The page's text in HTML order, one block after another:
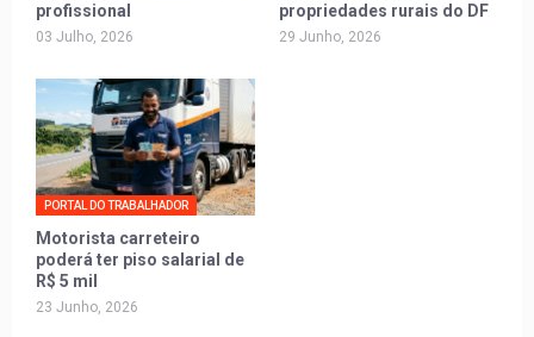
profissional
03 Julho, 2026
propriedades rurais do DF
29 Junho, 2026
PORTAL DO TRABALHADOR
Motorista carreteiro
poderá ter piso salarial de
R$ 5 mil
23 Junho, 2026